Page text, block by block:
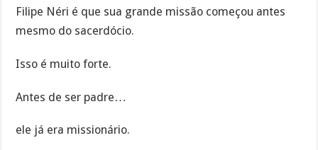
Filipe Néri é que sua grande missão começou antes
mesmo do sacerdócio.
Isso é muito forte.
Antes de ser padre…
ele já era missionário.